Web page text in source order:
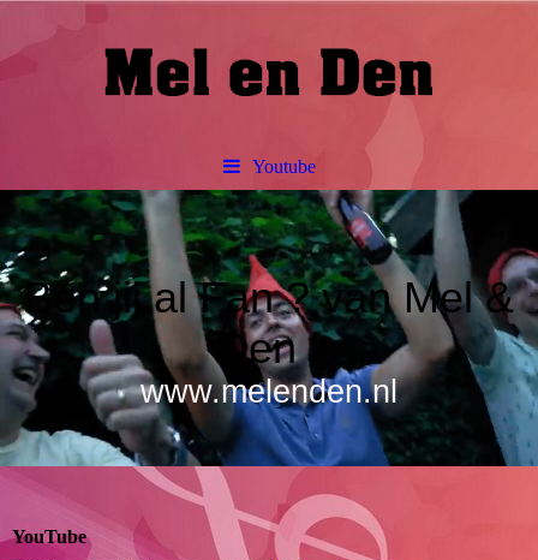
Youtube
Ben jij al Fan ? van Mel &
Den !
www.melenden.nl
YouTube